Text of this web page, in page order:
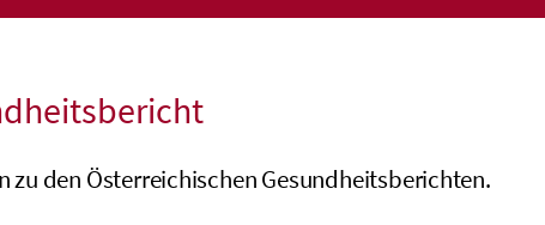
zu den Österreichischen Gesundheitsberichten.